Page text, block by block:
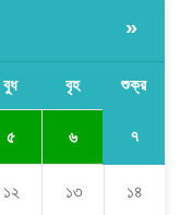
»
বুধ বৃহ শুক্র
৫ ৬ ৭
১২ ১৩ ১৪